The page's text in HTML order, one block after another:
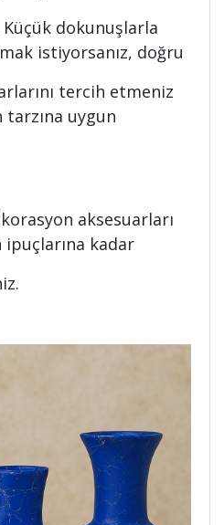
dokunuşlarla
istiyorsanız, doğru
tercih etmeniz
uygun
aksesuarları
kadar